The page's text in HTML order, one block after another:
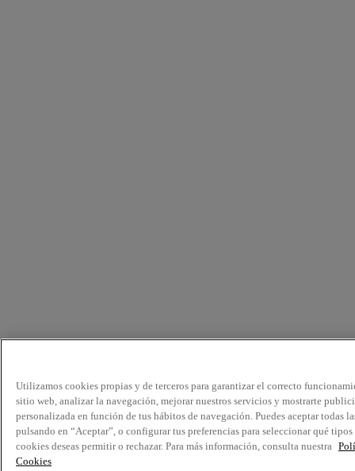
Utilizamos cookies propias y de terceros para garantizar el correcto
sitio web, analizar la navegación, mejorar nuestros servicios y mostrarte
personalizada en función de tus hábitos de navegación. Puedes aceptar todas
pulsando en “Aceptar”, o configurar tus preferencias para seleccionar qué tipos
cookies deseas permitir o rechazar. Para más información, consulta nuestra
Cookies